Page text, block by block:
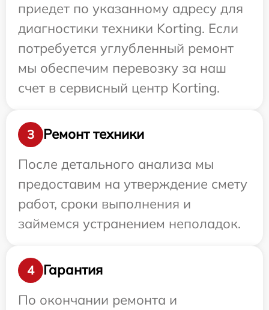
приедет по указанному адресу для
диагностики техники Korting. Если
потребуется углубленный ремонт
мы обеспечим перевозку за наш
счет в сервисный центр Korting.
3
Ремонт техники
После детального анализа мы
предоставим на утверждение смету
работ, сроки выполнения и
займемся устранением неполадок.
4
Гарантия
По окончании ремонта и